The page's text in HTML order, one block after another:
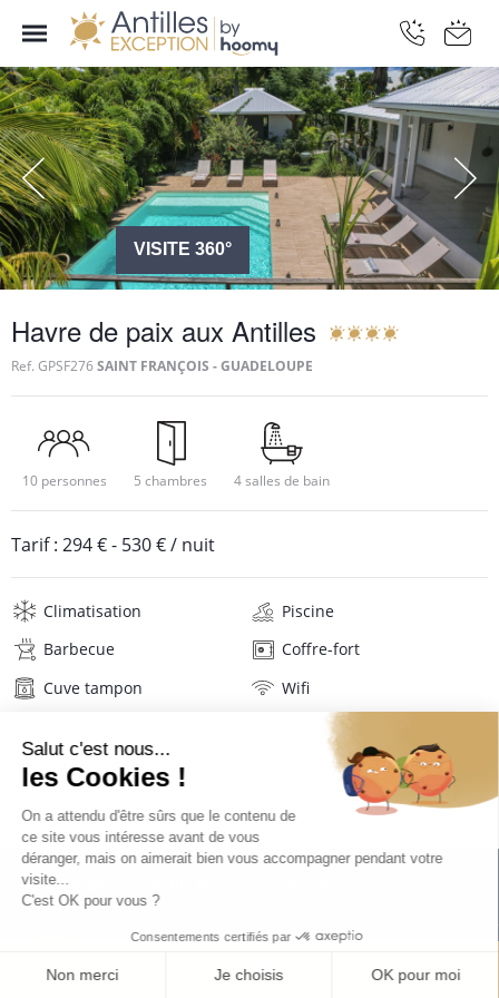
VISITE 360°
Havre de paix aux Antilles
Ref. GPSF276SAINT FRANÇOIS - GUADELOUPE
10 personnes 5 chambres 4 salles de bain
Tarif : 294 €- 530 €/ nuit
Climatisation
Piscine
Barbecue
Coffre-fort
Cuve tampon
Wifi
Lave-linge
Mat. de repassage
Sèche-cheveux
Linge de maison
TARIFS ET RÉSERVATION
Description